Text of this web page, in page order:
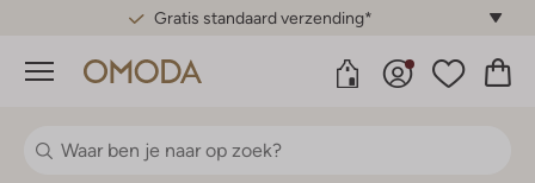
Gratis standaard verzending*
Menu